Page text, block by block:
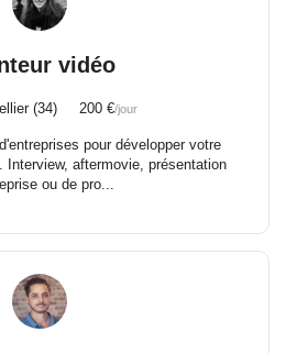
vidéo
(34) 200 €/jour
pour développer votre
Interview, aftermovie, présentation
ou de pro...